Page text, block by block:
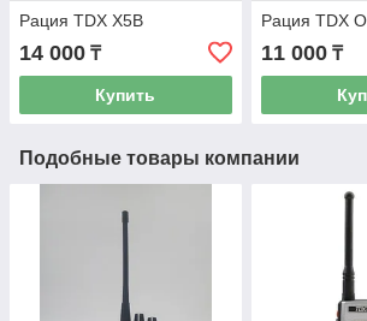
Рация TDX X5B
14 000 ₸
Купить
Рация TDX
11 000₸
Подобные товары компании